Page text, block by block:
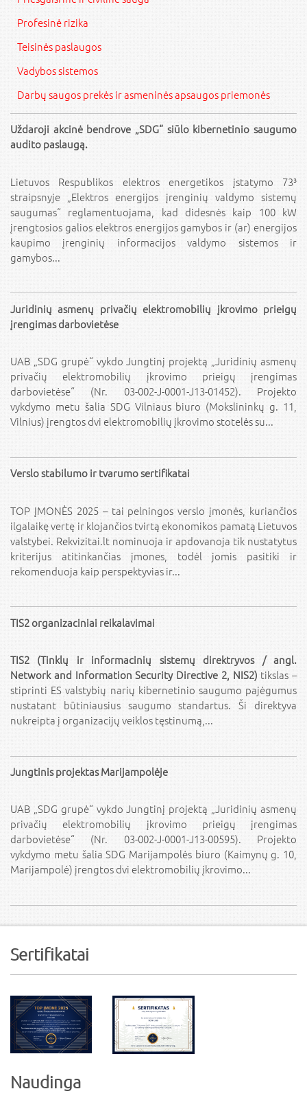
Profesinė rizika
Teisinės paslaugos
Vadybos sistemos
Darbų saugos prekės ir asmeninės apsaugos priemonės
Uždaroji akcinė bendrove „SDG“ siūlo kibernetinio saugumo
audito paslaugą.
Lietuvos Respublikos elektros energetikos įstatymo 73³
straipsnyje „Elektros energijos įrenginių valdymo sistemų
saugumas“ reglamentuojama, kad didesnės kaip 100 kW
įrengtosios galios elektros energijos gamybos ir (ar) energijos
kaupimo įrenginių informacijos valdymo sistemos ir
gamybos...
Juridinių asmenų privačių elektromobilių įkrovimo prieigų
įrengimas darbovietėse
UAB „SDG grupė“ vykdo Jungtinį projektą „Juridinių asmenų
privačių elektromobilių įkrovimo prieigų įrengimas
darbovietėse“ (Nr. 03-002-J-0001-J13-01452). Projekto
vykdymo metu šalia SDG Vilniaus biuro (Mokslininkų g. 11,
Vilnius) įrengtos dvi elektromobilių įkrovimo stotelės su...
Verslo stabilumo ir tvarumo sertifikatai
TOP ĮMONĖS 2025 – tai pelningos verslo įmonės, kuriančios
ilgalaikę vertę ir klojančios tvirtą ekonomikos pamatą Lietuvos
valstybei. Rekvizitai.lt nominuoja ir apdovanoja tik nustatytus
kriterijus atitinkančias įmones, todėl jomis pasitiki ir
rekomenduoja kaip perspektyvias ir...
TIS2 organizaciniai reikalavimai
TIS2 (Tinklų ir informacinių sistemų direktryvos / angl.
Network and Information Security Directive 2, NIS2) tikslas –
stiprinti ES valstybių narių kibernetinio saugumo pajėgumus
nustatant būtiniausius saugumo standartus. Ši direktyva
nukreipta į organizacijų veiklos tęstinumą,...
Jungtinis projektas Marijampolėje
UAB „SDG grupė“ vykdo Jungtinį projektą „Juridinių asmenų
privačių elektromobilių įkrovimo prieigų įrengimas
darbovietėse“ (Nr. 03-002-J-0001-J13-00595). Projekto
vykdymo metu šalia SDG Marijampolės biuro (Kaimynų g. 10,
Marijampolė) įrengtos dvi elektromobilių įkrovimo...
Sertifikatai
Naudinga